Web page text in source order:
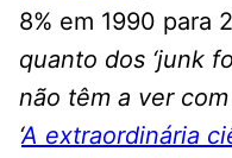
8% em 1990 para
quanto dos ‘junk
não têm a ver
‘A extraordinária